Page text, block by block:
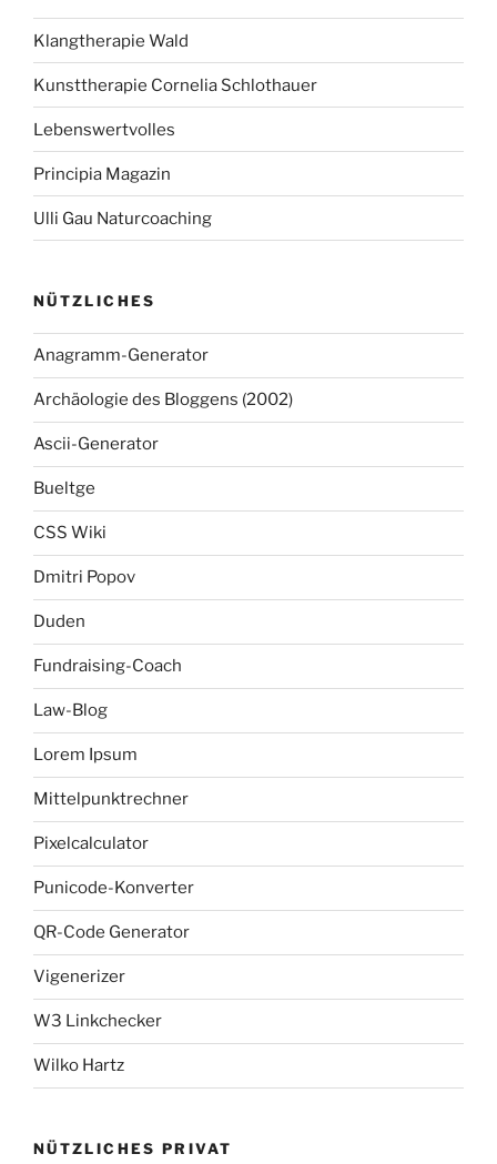
Klangtherapie Wald
Kunsttherapie Cornelia Schlothauer
Lebenswertvolles
Principia Magazin
Ulli Gau Naturcoaching
NÜTZLICHES
Anagramm-Generator
Archäologie des Bloggens (2002)
Ascii-Generator
Bueltge
CSS Wiki
Dmitri Popov
Duden
Fundraising-Coach
Law-Blog
Lorem Ipsum
Mittelpunktrechner
Pixelcalculator
Punicode-Konverter
QR-Code Generator
Vigenerizer
W3 Linkchecker
Wilko Hartz
NÜTZLICHES PRIVAT